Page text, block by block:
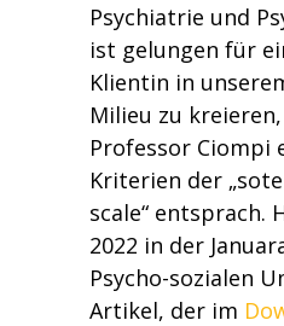
Psychiatrie und
ist gelungen für
Klientin in
Milieu zu
Professor Ciompi
Kriterien der
scale“ entsprach.
2022 in der
Psycho-sozialen
Artikel, der im